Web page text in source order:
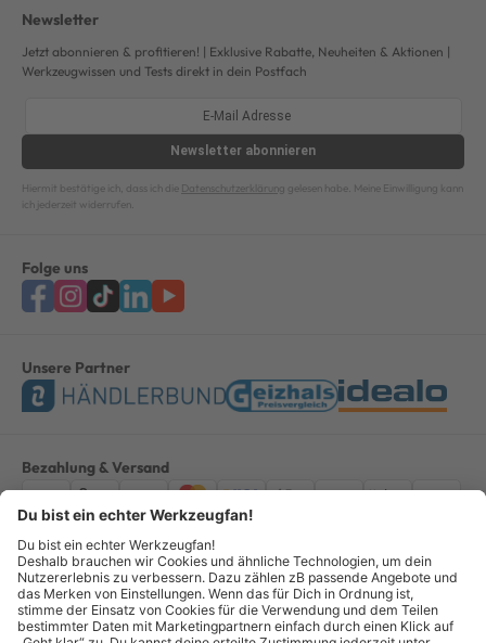
Newsletter
Jetzt abonnieren & profitieren! | Exklusive Rabatte, Neuheiten & Aktionen |
Werkzeugwissen und Tests direkt in dein Postfach
Newsletter abonnieren
Hiermit bestätige ich, dass ich die Datenschutzerklärung gelesen habe. Meine Einwilligung kann
ich jederzeit widerrufen.
Folge uns
Unsere Partner
Bezahlung & Versand
ImpressumAGBDatenschutzWiderruf Vertrag widerrufen
Alle Preise verstehen sich inkl. ges. MwSt. *Kostenloser Versand innerhalb
Deutschlands, bei Bestellungen ab 100,00 Euro.